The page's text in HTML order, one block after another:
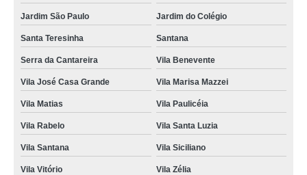
foto lembrança preço preço Mongaguá
valor de foto lembrança casamento Jardim Léa
foto lembrança no Vale do Paraíba preço Alphaville Conde I
empresa que faz foto lembrança em São Paulo Jardim Isabella
foto lembrança em São Paulo preço Paraisópolis
foto lembrança batizado Moema
foto lembrança para eventos corporativos preço Conjunto Residencial do
Jardim São Paulo Jardim do Colégio
Santa Teresinha Santana
Serra da Cantareira Vila Benevente
Vila José Casa Grande Vila Marisa Mazzei
Vila Matias Vila Paulicéia
Vila Rabelo Vila Santa Luzia
Vila Santana Vila Siciliano
Vila Vitório Vila Zélia